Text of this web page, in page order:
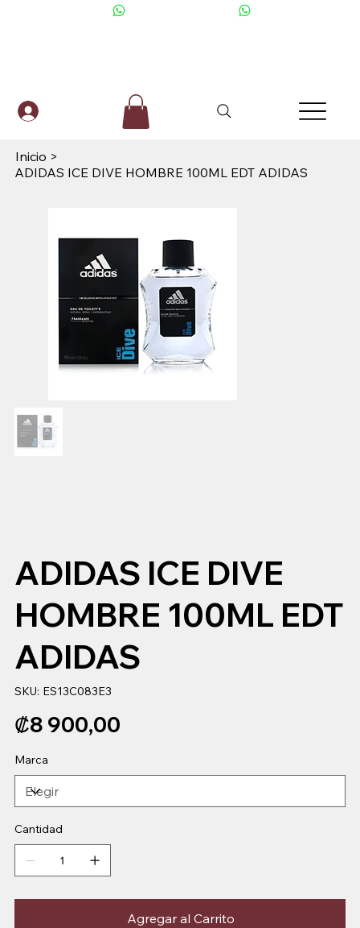
Inicio >
ADIDAS ICE DIVE HOMBRE 100ML EDT ADIDAS
ADIDAS ICE DIVE
HOMBRE 100ML EDT
ADIDAS
SKU: SKU
ES13C083E3
ES13C083E3
Precio
₡8 900,00
Marca
Cantidad
Agregar al Carrito